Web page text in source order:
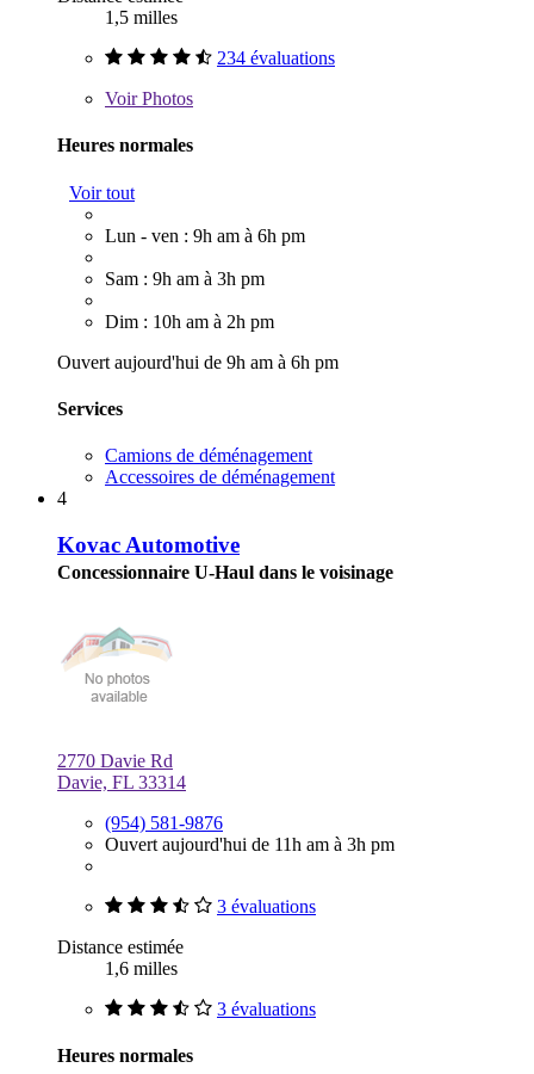
1,5 milles
234 évaluations
VoirPhotos
Heures normales
Voir tout
Lun - ven : 9h am à 6h pm
Sam : 9h am à 3h pm
Dim : 10h am à 2h pm
Ouvert aujourd'hui de 9h am à 6h pm
Services
Camions de déménagement
Accessoires de déménagement
4
Kovac Automotive
Concessionnaire U-Haul dans le voisinage
2770 Davie Rd
Davie, FL 33314
(954) 581-9876
Ouvert aujourd'hui de 11h am à 3h pm
3 évaluations
Distance estimée
1,6 milles
3 évaluations
Heures normales